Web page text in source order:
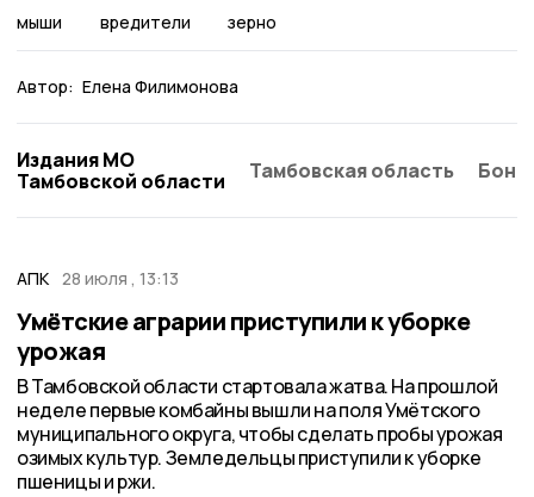
мыши вредители зерно
Автор: Елена Филимонова
Издания МО
Тамбовской области
Тамбовская область
АПК 28 июля , 13:13
Умётские аграрии приступили к уборке
урожая
В Тамбовской области стартовала жатва. На прошлой
неделе первые комбайны вышли на поля Умётского
муниципального округа, чтобы сделать пробы урожая
озимых культур. Земледельцы приступили к уборке
пшеницы и ржи.